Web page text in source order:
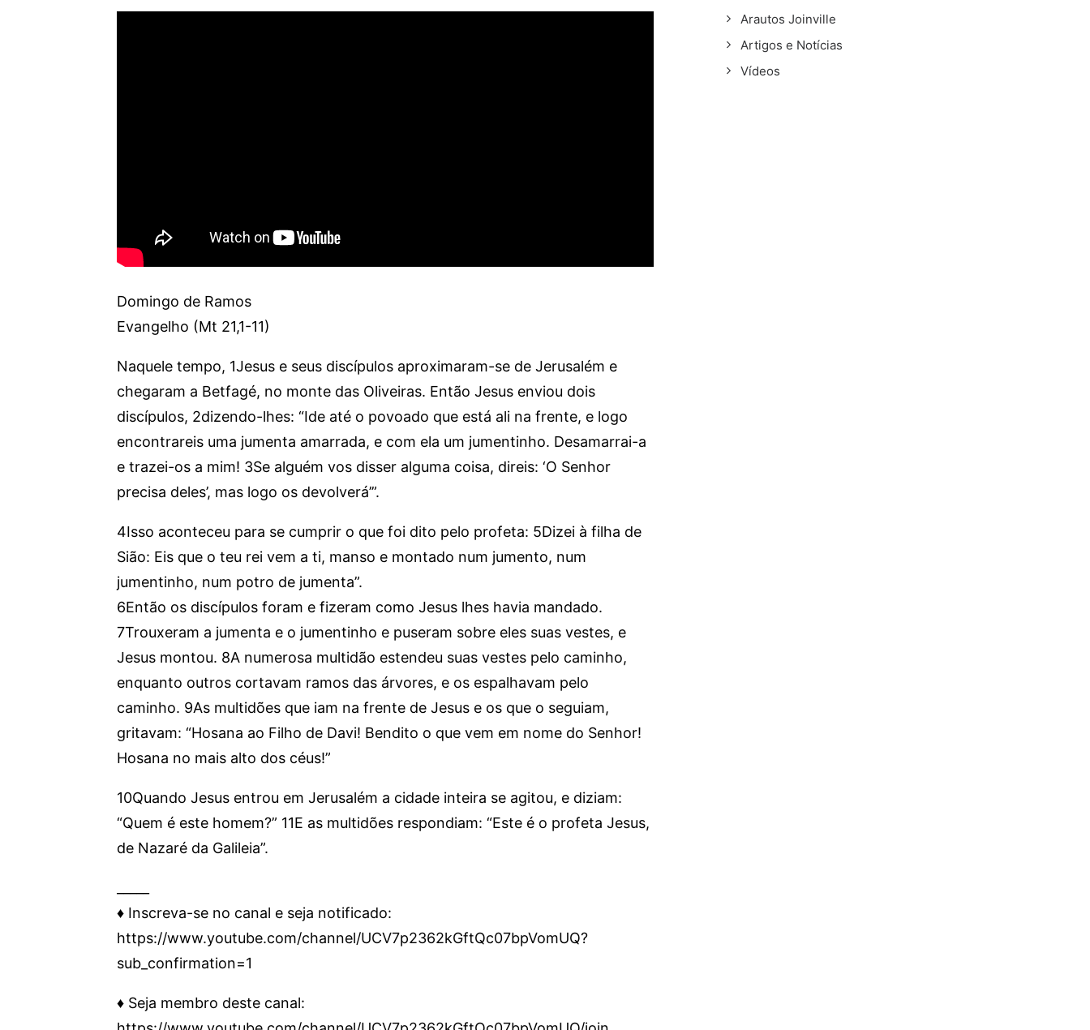
Domingo de Ramos
Evangelho (Mt 21,1-11)
Naquele tempo, 1Jesus e seus discípulos aproximaram-se de Jerusalém e
chegaram a Betfagé, no monte das Oliveiras. Então Jesus enviou dois
discípulos, 2dizendo-lhes: “Ide até o povoado que está ali na frente, e logo
encontrareis uma jumenta amarrada, e com ela um jumentinho. Desamarrai-a
e trazei-os a mim! 3Se alguém vos disser alguma coisa, direis: ‘O Senhor
precisa deles’, mas logo os devolverá’”.
4Isso aconteceu para se cumprir o que foi dito pelo profeta: 5Dizei à filha de
Sião: Eis que o teu rei vem a ti, manso e montado num jumento, num
jumentinho, num potro de jumenta”.
6Então os discípulos foram e fizeram como Jesus lhes havia mandado.
7Trouxeram a jumenta e o jumentinho e puseram sobre eles suas vestes, e
Jesus montou. 8A numerosa multidão estendeu suas vestes pelo caminho,
enquanto outros cortavam ramos das árvores, e os espalhavam pelo
caminho. 9As multidões que iam na frente de Jesus e os que o seguiam,
gritavam: “Hosana ao Filho de Davi! Bendito o que vem em nome do Senhor!
Hosana no mais alto dos céus!”
10Quando Jesus entrou em Jerusalém a cidade inteira se agitou, e diziam:
“Quem é este homem?” 11E as multidões respondiam: “Este é o profeta Jesus,
de Nazaré da Galileia”.
♦️ Inscreva-se no canal e seja notificado:
https://www.youtube.com/channel/UCV7p2362kGftQc07bpVomUQ?
sub_confirmation=1
♦️ Seja membro deste canal:
Arautos Joinville
Artigos e Notícias
Vídeos